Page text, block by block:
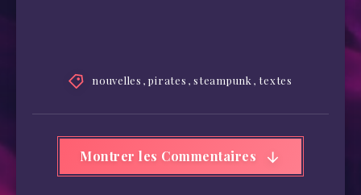
nouvelles ,pirates , steampunk ,textes
Montrer les Commentaires